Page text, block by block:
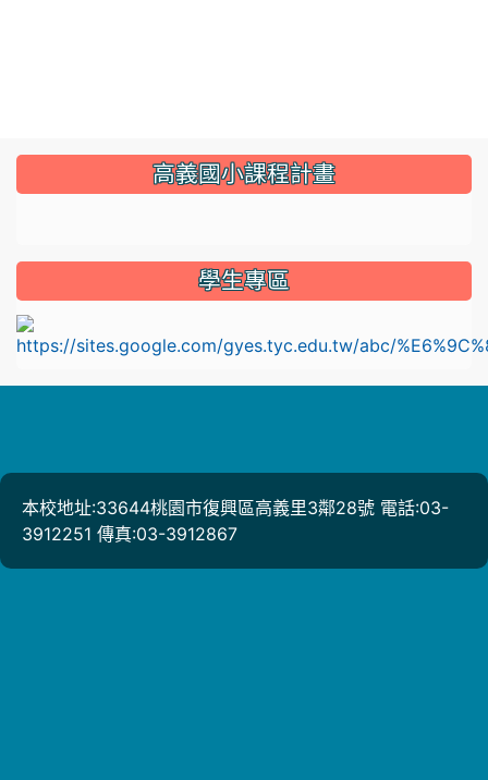
::: 高義國小課程計畫
學生專區
本校地址:33644桃園市復興區高義里3鄰28號 電話:03-
3912251 傳真:03-3912867